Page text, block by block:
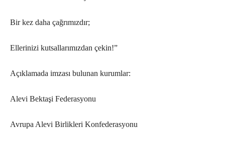
Bir kez daha çağrımızdır;
Ellerinizi kutsallarımızdan çekin!”
Açıklamada imzası bulunan kurumlar:
Alevi Bektaşi Federasyonu
Avrupa Alevi Birlikleri Konfederasyonu